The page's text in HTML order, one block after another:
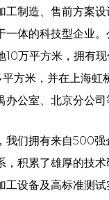
工制造、售前方案
一体的科技型企业
10万平方米，拥有
方米，并在上海虹
公室、北京分公司
我们拥有来自500强
，积累了雄厚的技
工设备及高标准测